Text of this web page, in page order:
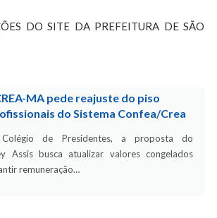
DO SITE DA PREFEITURA DE SÃO
MA pede reajuste do piso
do Sistema Confea/Crea
de Presidentes, a proposta do
Assis busca atualizar valores congelados
remuneração…